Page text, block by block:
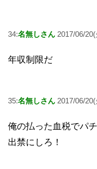
34:名無しさん 2017/06/
年収制限だ
35:名無しさん 2017/06/
俺の払った血税でパ
出禁にしろ！